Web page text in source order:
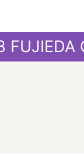
FUJIEDA